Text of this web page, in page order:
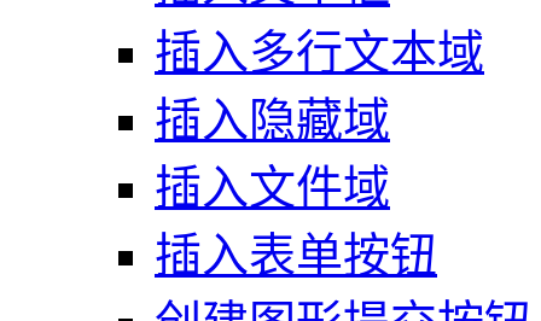
插入多行文本域
插入隐藏域
插入文件域
插入表单按钮